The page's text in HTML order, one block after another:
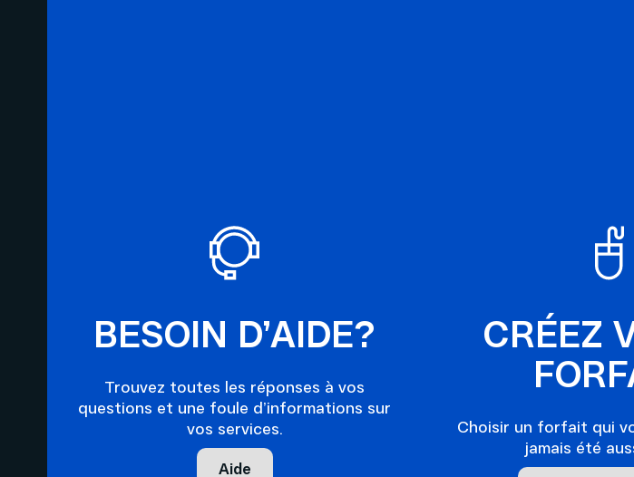
BESOIN D’AIDE?
Trouvez toutes les réponses à vos
questions et une foule d’informations sur
vos services.
Aide
CRÉEZ
Choisir un forfait qui
jamais été